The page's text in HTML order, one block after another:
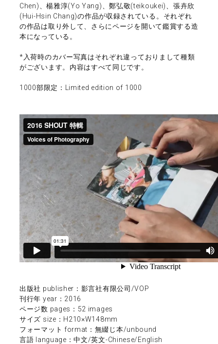
Chen)、楊雅淳(Yo Yang)、鄭弘敬(teikoukei)、張卉欣
(Hui-Hsin Chang)の作品が収録されている。それぞれ
の作品は取り外して、さらにページを開いて鑑賞する造
本になっている。
*入荷時のカバー写真はそれぞれ違っておりまして種類
がございます。内容はすべて同じです。
1000部限定：Limited edition of 1000
出版社 publisher：影言社有限公司/VOP
刊行年 year：2016
ページ数 pages：52 images
サイズ size：H210×W148mm
フォーマット format：無綴じ本/unbound
言語 language：中文/英文-Chinese/English